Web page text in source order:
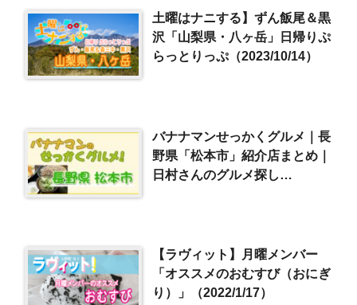
土曜はナニする】ずん飯尾＆黒
沢「山梨県・八ヶ岳」日帰りぷ
らっとりっぷ（2023/10/14）
バナナマンせっかくグルメ｜長
野県「松本市」紹介店まとめ｜
日村さんのグルメ探し
【ラヴィット】月曜メンバー
「オススメのおむすび（おにぎ
り）」（2022/1/17）